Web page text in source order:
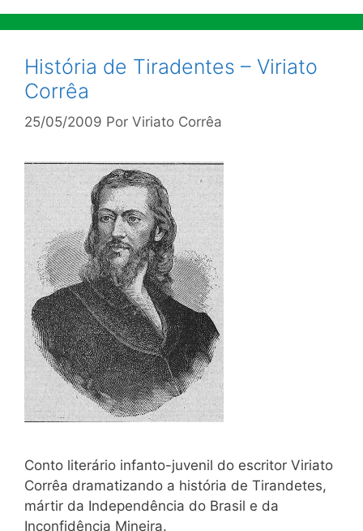
História de Tiradentes – Viriato
Corrêa
25/05/2009 Por Viriato Corrêa
Conto literário infanto-juvenil do escritor Viriato
Corrêa dramatizando a história de Tirandetes,
mártir da Independência do Brasil e da
Inconfidência Mineira.